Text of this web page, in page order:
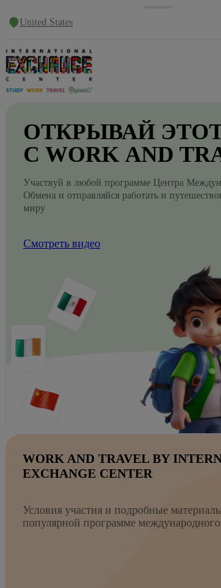
United States
ОТКРЫВАЙ
С WORK AND
Участвуй в любой программе Центра
Обмена и отправляйся работать и
миру
Смотреть видео
WORK AND TRAVEL BY
EXCHANGE CENTER
Условия участия и подробные
популярной программе